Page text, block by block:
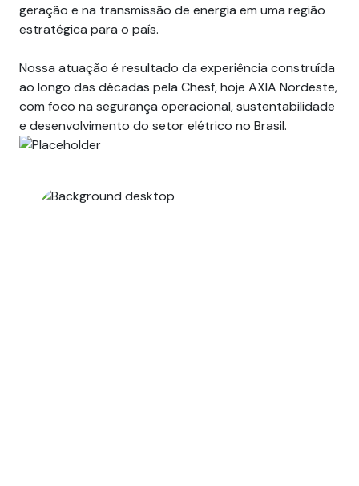
geração e na transmissão de energia em uma região
estratégica para o país.
Nossa atuação é resultado da experiência construída
ao longo das décadas pela Chesf, hoje AXIA Nordeste,
com foco na segurança operacional, sustentabilidade
e desenvolvimento do setor elétrico no Brasil.